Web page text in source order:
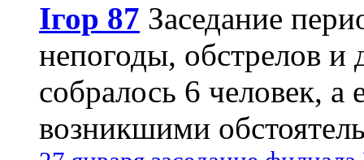
Ігор 87 Заседание
непогоды, обстрелов и
собралось 6 человек, а
возникшими